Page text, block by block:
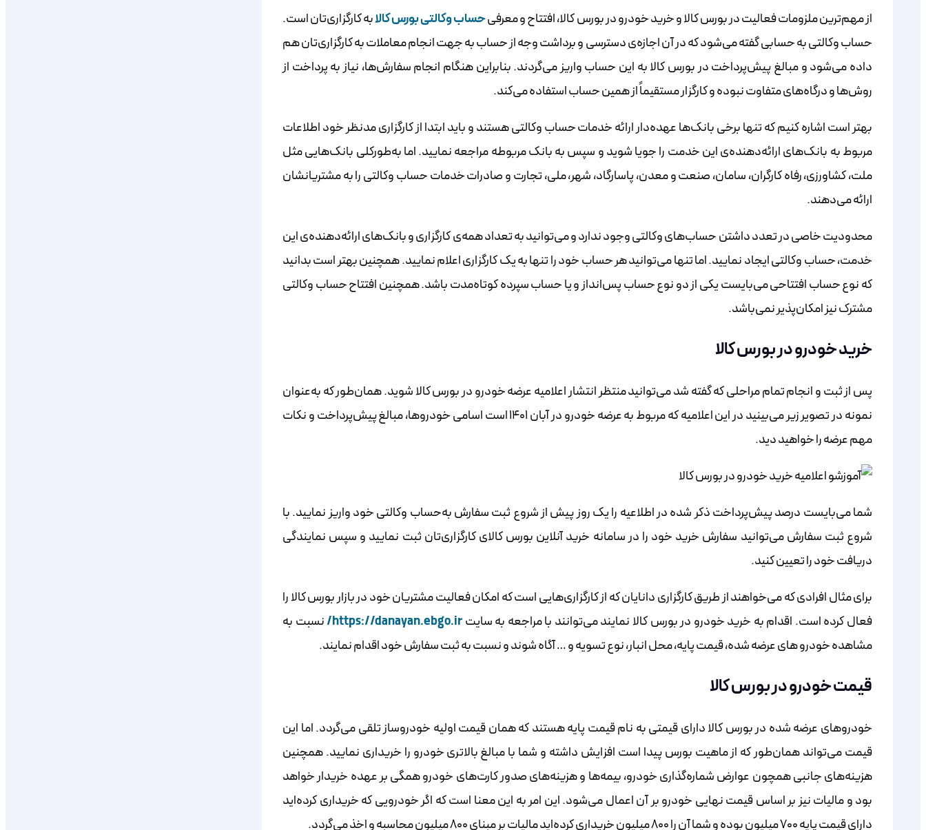
از مهم‌ترین ملزومات فعالیت در بورس کالا و خرید خودرو در بورس کالا، افتتاح و معرفیحساب وکالتی بورس کالابه کارگزاری‌تان است.
حساب وکالتی به حسابی گفته می‌شود که در آن اجازه‌‌‌‌‌‌‌‌‌‌‌‌‌‌‌‌‌‌‌‌‌‌‌‌‌‌‌‌‌‌‌‌‌‌‌‌‌‌‌‌‌‌‌‌‌‌‌‌‌‌‌‌‌ی دسترسی و برداشت وجه از حساب به جهت انجام معاملات به کارگزاری‌تان هم
داده می‌شود و مبالغ پیش‌پرداخت در بورس کالا به این حساب واریز می‌گردند. بنابراین هنگام انجام سفارش‌ها، نیاز به پرداخت از
روش‌‌‌‌‌‌‌‌‌‌‌‌‌‌‌‌‌‌‌‌‌‌‌‌‌‌‌‌‌‌‌‌‌‌‌‌‌‌‌‌‌‌‌‌‌‌‌‌‌‌‌‌‌ها و درگاه‌‌‌‌‌‌‌‌‌‌‌‌‌‌‌‌‌‌‌‌‌‌‌‌‌‌‌‌‌‌‌‌‌‌‌‌‌‌‌‌‌‌‌‌‌‌‌‌‌‌‌‌‌های متفاوت نبوده و کارگزار مستقیماً از همین حساب استفاده می‌کند.
بهتر است اشاره کنیم که تنها برخی بانک‌ها عهده‌دار ارائه خدمات حساب وکالتی هستند و باید ابتدا از کارگزاری مدنظر خود اطلاعات
مربوط به بانک‌‌‌‌‌‌‌‌‌‌‌‌‌‌‌‌‌‌‌‌‌‌‌‌‌‌‌‌‌‌‌‌‌‌‌‌‌‌‌‌‌‌‌‌‌‌‌‌‌‌‌‌‌های ارائه‌‌‌‌‌‌‌‌‌‌‌‌‌‌‌‌‌‌‌‌‌‌‌‌‌‌‌‌‌‌‌‌‌‌‌‌‌‌‌‌‌‌‌‌‌‌‌‌‌‌‌‌‌دهنده‌‌‌‌‌‌‌‌‌‌‌‌‌‌‌‌‌‌‌‌‌‌‌‌‌‌‌‌‌‌‌‌‌‌‌‌‌‌‌‌‌‌‌‌‌‌‌‌‌‌‌‌‌ی این خدمت را جویا شوید و سپس به بانک مربوطه مراجعه نمایید. اما به‌طورکلی بانک‌هایی مثل
ملت، کشاورزی، رفاه کارگران، سامان، صنعت و معدن، پاسارگاد، شهر، ملی، تجارت و صادرات خدمات حساب وکالتی را به مشتریانشان
ارائه می‌دهند.
محدودیت خاصی در تعدد داشتن حساب‌های وکالتی وجود ندارد و می‌توانید به تعداد همه‌‌‌‌‌‌‌‌‌‌‌‌‌‌‌‌‌‌‌‌‌‌‌‌‌‌‌‌‌‌‌‌‌‌‌‌‌‌‌‌‌‌‌‌‌‌‌‌‌‌‌‌‌ی کارگزاری و بانک‌های ارائه‌دهنده‌‌‌‌‌‌‌‌‌‌‌‌‌‌‌‌‌‌‌‌‌‌‌‌‌‌‌‌‌‌‌‌‌‌‌‌‌‌‌‌‌‌‌‌‌‌‌‌‌‌‌‌‌ی این
خدمت، حساب وکالتی ایجاد نمایید. اما تنها می‌توانید هر حساب خود را تنها به یک کارگزاری اعلام نمایید. همچنین بهتر است بدانید
که نوع حساب افتتاحی می‌بایست یکی از دو نوع حساب پس‌انداز و یا حساب سپرده کوتاه‌مدت باشد. همچنین افتتاح حساب وکالتی
مشترک نیز امکان‌پذیر نمی‌باشد.
خرید خودرو در بورس کالا
پس از ثبت و انجام تمام مراحلی که گفته شد می‌توانید منتظر انتشار اعلامیه عرضه خودرو در بورس کالا شوید. همان‌طور که به‌عنوان
نمونه در تصویر زیر می‌بینید در این اعلامیه که مربوط به عرضه خودرو در آبان ۱۴۰۱ است اسامی خودرو‌‌‌‌‌‌‌‌‌‌‌‌‌‌‌‌‌‌‌‌‌‌‌‌‌‌‌‌‌‌‌‌‌‌‌‌‌‌‌‌‌‌‌‌‌‌‌‌‌‌‌‌‌ها، مبالغ پیش‌پرداخت و نکات
مهم عرضه را خواهید دید.
شما می‌بایست درصد پیش‌پرداخت ذکر شده در اطلاعیه را یک روز پیش از شروع ثبت سفارش به‌حساب وکالتی خود واریز نمایید. با
شروع ثبت سفارش می‌توانید سفارش خرید خود را در سامانه خرید آنلاین بورس کالای کارگزاری‌تان ثبت نمایید و سپس نمایندگی
دریافت خود را تعیین کنید.
برای مثال افرادی که می‌خواهند از طریق کارگزاری دانایان که از کارگزاری‌هایی است که امکان فعالیت مشتریان خود در بازار بورس کالا را
فعال کرده است. اقدام به خرید خودرو در بورس کالا نمایند می‌توانند با مراجعه به سایتhttps://danayan.ebgo.ir/
نسبت به
مشاهده خودرو های عرضه شده، قیمت پایه، محل انبار، نوع تسویه و … آگاه شوند و نسبت به ثبت سفارش خود اقدام نمایند.
قیمت خودرو در بورس کالا
خودروهای عرضه شده در بورس کالا دارای قیمتی به نام قیمت پایه هستند که همان قیمت اولیه خودروساز تلقی می‌گردد. اما این
قیمت می‌تواند همان‌طور که از ماهیت بورس پیدا است افزایش داشته و شما با مبالغ بالاتری خودرو را خریداری نمایید. همچنین
هزینه‌های جانبی همچون عوارض شماره‌گذاری خودرو، بیمه‌ها و هزینه‌های صدور کارت‌های خودرو همگی بر عهده خریدار خواهد
بود و مالیات نیز بر اساس قیمت نهایی خودرو بر آن اعمال می‌شود. این امر به این معنا است که اگر خودرویی که خریداری کرده‌اید
دارای قیمت پایه ۷۰۰ میلیون بوده و شما آن را ۸۰۰ میلیون خریداری کرده‌اید مالیات بر مبنای ۸۰۰ میلیون محاسبه و اخذ می‌گردد.